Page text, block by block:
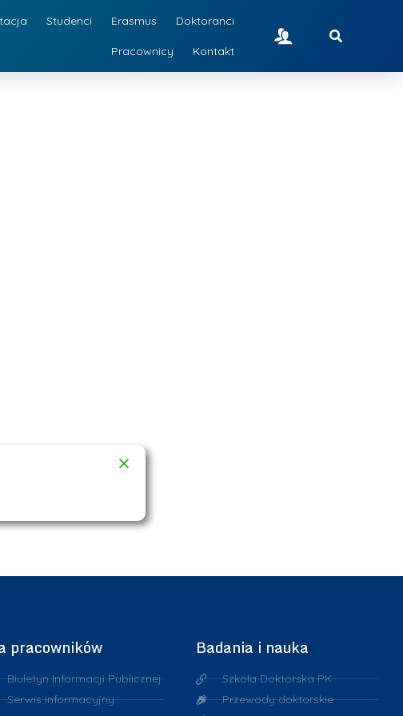
Studenci Erasmus Doktoranci
Pracownicy Kontakt
pracowników
Biuletyn Informacji Publicznej
Serwis informacyjny
Badania i nauka
Szkoła Doktorska PK
Przewody doktorskie